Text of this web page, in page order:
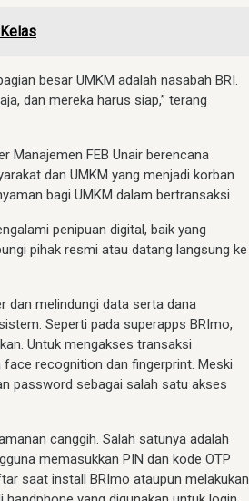
besar UMKM adalah nasabah BRI.
dan mereka harus siap,” terang
Manajemen FEB Unair berencana
dan UMKM yang menjadi korban
bagi UMKM dalam bertransaksi.
penipuan digital, baik yang
pihak resmi atau datang langsung ke
dan melindungi data serta dana
Seperti pada superapps BRImo,
Untuk mengakses transaksi
recognition dan fingerprint. Meski
password sebagai salah satu akses
canggih. Salah satunya adalah
memasukkan PIN dan kode OTP
saat install BRImo ataupun melakukan